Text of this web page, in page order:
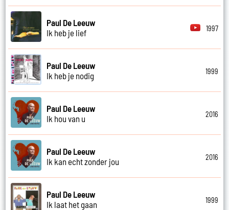
Paul De Leeuw
Ik heb je lief
1997
Paul De Leeuw
Ik heb je nodig
1999
Paul De Leeuw
Ik hou van u
2016
Paul De Leeuw
Ik kan echt zonder jou
2016
Paul De Leeuw
Ik laat het gaan
1999